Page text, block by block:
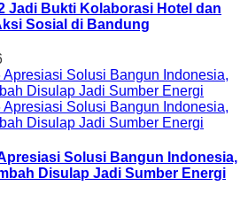
Jadi Bukti Kolaborasi Hotel dan
Sosial di Bandung
Solusi Bangun Indonesia,
Disulap Jadi Sumber Energi